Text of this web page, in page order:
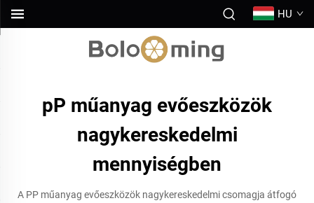
HU
pP műanyag evőeszközök
nagykereskedelmi
mennyiségben
A PP műanyag evőeszközök nagykereskedelmi csomagja átfogó